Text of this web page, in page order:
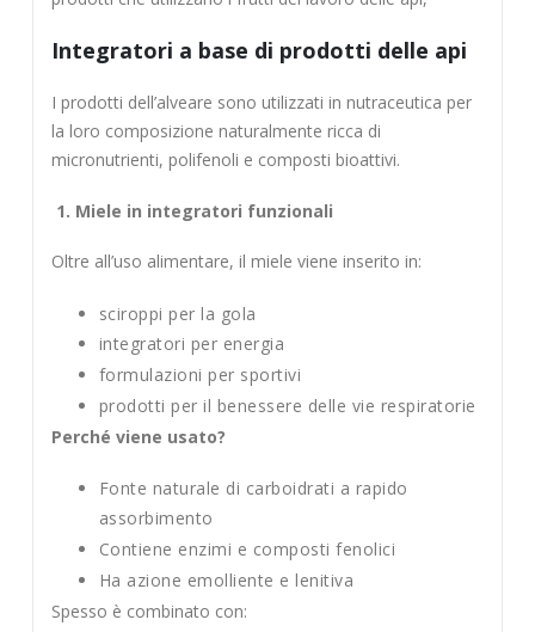
Integratori a base di prodotti delle api
I prodotti dell’alveare sono utilizzati in nutraceutica per
la loro composizione naturalmente ricca di
micronutrienti, polifenoli e composti bioattivi.
1. Miele in integratori funzionali
Oltre all’uso alimentare, il miele viene inserito in:
sciroppi per la gola
integratori per energia
formulazioni per sportivi
prodotti per il benessere delle vie respiratorie
Perché viene usato?
Fonte naturale di carboidrati a rapido
assorbimento
Contiene enzimi e composti fenolici
Ha azione emolliente e lenitiva
Spesso è combinato con: